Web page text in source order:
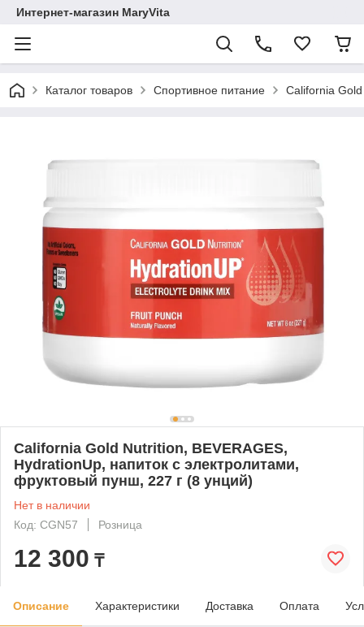
Интернет-магазин MaryVita
Каталог товаров Спортивное питание California
California Gold Nutrition, BEVERAGES,
HydrationUp, напиток с электролитами,
фруктовый пунш, 227 г (8 унций)
Нет в наличии
Код: CGN57
Розница
12 300 ₸
Описание Характеристики Доставка Оплата